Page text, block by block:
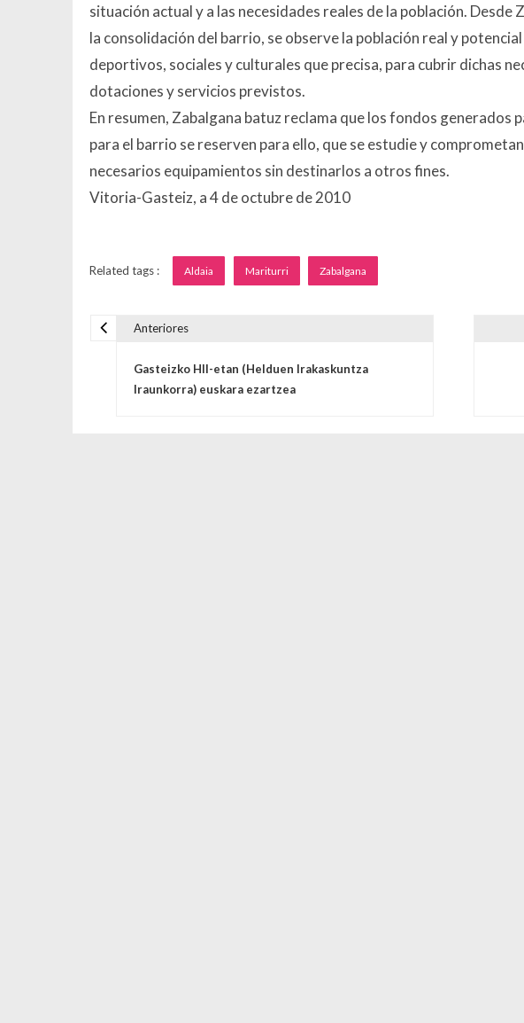
situación actual y a las necesidades reales de la población. Desde
la consolidación del barrio, se observe la población real y
deportivos, sociales y culturales que precisa, para cubrir dichas
dotaciones y servicios previstos.
En resumen, Zabalgana batuz reclama que los fondos generados
para el barrio se reserven para ello, que se estudie y
necesarios equipamientos sin destinarlos a otros fines.
Vitoria-Gasteiz, a 4 de octubre de 2010
Related tags : Aldaia Mariturri Zabalgana
Anteriores
Gasteizko HII-etan (Helduen Irakaskuntza
Iraunkorra) euskara ezartzea